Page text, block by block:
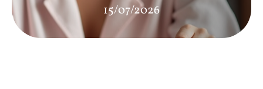
15/07/2026